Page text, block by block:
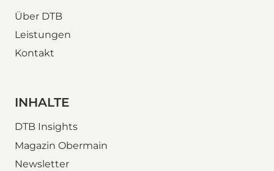
Über DTB
Leistungen
Kontakt
INHALTE
DTB Insights
Magazin Obermain
Newsletter